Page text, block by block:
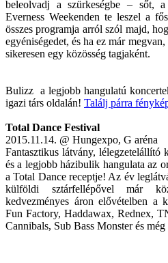
beleolvadj a szürkeségbe – sőt,
Everness Weekenden te leszel a
összes programja arról szól majd,
egyéniségedet, és ha ez már
sikeresen egy közösség tagjaként.
Bulizz a legjobb hangulatú
igazi társ oldalán! Találj párra
Total Dance Festival
2015.11.14. @ Hungexpo, G aréna
Fantasztikus látvány, lélegzetelállító
és a legjobb házibulik hangulata az
a Total Dance receptje! Az év
külföldi sztárfellépővel már
kedvezményes áron elővételben a
Fun Factory, Haddawax, Rednex,
Cannibals, Sub Bass Monster és